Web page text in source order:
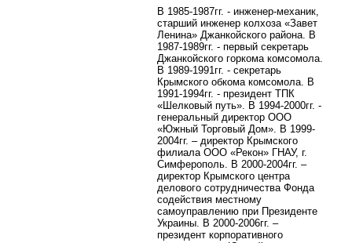
В 1985-1987гг. - инженер-механик,
старший инженер колхоза «Завет
Ленина» Джанкойского района. В
1987-1989гг. - первый секретарь
Джанкойского горкома комсомола.
В 1989-1991гг. - секретарь
Крымского обкома комсомола. В
1991-1994гг. - президент ТПК
«Шелковый путь». В 1994-2000гг. -
генеральный директор ООО
«Южный Торговый Дом».
В 1999-
2004гг. – директор Крымского
филиала ООО «Рекон» ГНАУ, г.
Симферополь. В 2000-2004гг. –
директор Крымского центра
делового сотрудничества Фонда
содействия местному
самоуправлению при Президенте
Украины. В 2000-2006гг. –
президент корпоративного